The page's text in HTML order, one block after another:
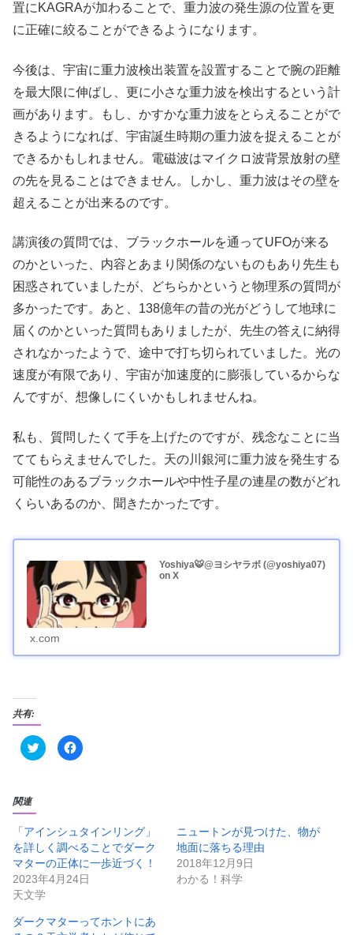
置にKAGRAが加わることで、重力波の発生源の位置を更
に正確に絞ることができるようになります。
今後は、宇宙に重力波検出装置を設置することで腕の距離
を最大限に伸ばし、更に小さな重力波を検出するという計
画があります。もし、かすかな重力波をとらえることがで
きるようになれば、宇宙誕生時期の重力波を捉えることが
できるかもしれません。電磁波はマイクロ波背景放射の壁
の先を見ることはできません。しかし、重力波はその壁を
超えることが出来るのです。
講演後の質問では、ブラックホールを通ってUFOが来る
のかといった、内容とあまり関係のないものもあり先生も
困惑されていましたが、どちらかというと物理系の質問が
多かったです。あと、138億年の昔の光がどうして地球に
届くのかといった質問もありましたが、先生の答えに納得
されなかったようで、途中で打ち切られていました。光の
速度が有限であり、宇宙が加速度的に膨張しているからな
んですが、想像しにくいかもしれませんね。
私も、質問したくて手を上げたのですが、残念なことに当
ててもらえませんでした。天の川銀河に重力波を発生する
可能性のあるブラックホールや中性子星の連星の数がどれ
くらいあるのか、聞きたかったです。
Yoshiya🐯@ヨシヤラボ (@yoshiya07)
on X
x.com
共有:
ク
リ
t
t
e
で
共
有
(
し
い
F
a
共
有
す
る
に
は
ク
し
関連
「アインシュタインリング」
を詳しく調べることでダーク
マターの正体に一歩近づく！
2023年4月24日
天文学
ニュートンが見つけた、物が
地面に落ちる理由
2018年12月9日
わかる！科学
ダークマターってホントにあ